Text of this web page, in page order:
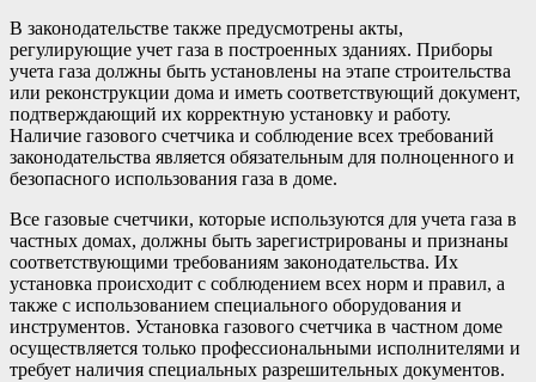
В законодательстве также предусмотрены акты,
регулирующие учет газа в построенных зданиях. Приборы
учета газа должны быть установлены на этапе строительства
или реконструкции дома и иметь соответствующий документ,
подтверждающий их корректную установку и работу.
Наличие газового счетчика и соблюдение всех требований
законодательства является обязательным для полноценного и
безопасного использования газа в доме.
Все газовые счетчики, которые используются для учета газа в
частных домах, должны быть зарегистрированы и признаны
соответствующими требованиям законодательства. Их
установка происходит с соблюдением всех норм и правил, а
также с использованием специального оборудования и
инструментов. Установка газового счетчика в частном доме
осуществляется только профессиональными исполнителями и
требует наличия специальных разрешительных документов.